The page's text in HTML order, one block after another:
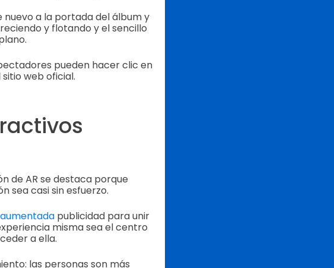
nuevo a la portada del álbum y
y flotando y el sencillo
pueden hacer clic en
web oficial.
de AR se destaca porque
sea casi sin esfuerzo.
publicidad para unir
misma sea el centro
a ella.
las personas son más